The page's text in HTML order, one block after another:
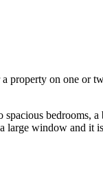
property on one or
bedrooms,
window and it